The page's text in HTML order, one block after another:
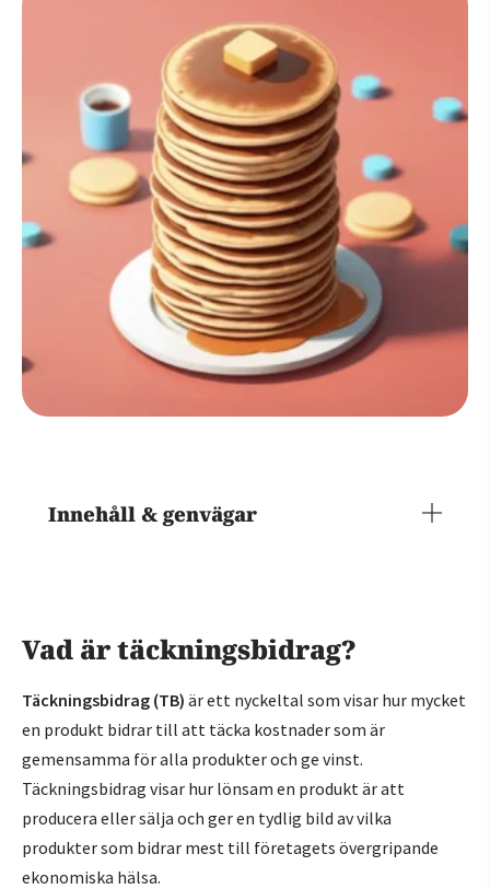
Innehåll & genvägar
Vad är täckningsbidrag?
Täckningsbidrag (TB) är ett nyckeltal som visar hur mycket
en produkt bidrar till att täcka kostnader som är
gemensamma för alla produkter och ge vinst.
Täckningsbidrag visar hur lönsam en produkt är att
producera eller sälja och ger en tydlig bild av vilka
produkter som bidrar mest till företagets övergripande
ekonomiska hälsa.